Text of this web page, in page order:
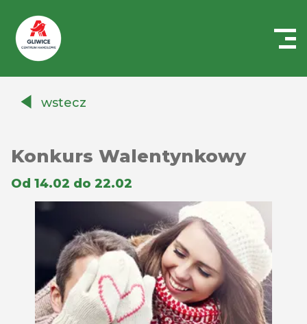
Auchanwstecz
Konkurs Walentynkowy
Od 14.02 do 22.02